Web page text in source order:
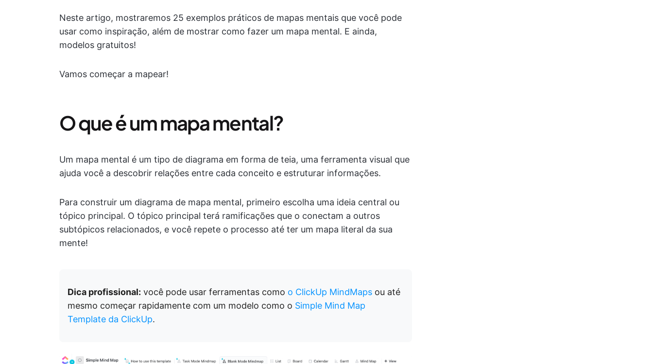
Neste artigo, mostraremos 25 exemplos práticos de mapas mentais que você pode
usar como inspiração, além de mostrar como fazer um mapa mental. E ainda,
modelos gratuitos!
Vamos começar a mapear!
O que é um mapa mental?
Um mapa mental é um tipo de diagrama em forma de teia, uma ferramenta visual que
ajuda você a descobrir relações entre cada conceito e estruturar informações.
Para construir um diagrama de mapa mental, primeiro escolha uma ideia central ou
tópico principal. O tópico principal terá ramificações que o conectam a outros
subtópicos relacionados, e você repete o processo até ter um mapa literal da sua
mente!
Dica profissional: você pode usar ferramentas como o ClickUp MindMaps ou até
mesmo começar rapidamente com um modelo como o Simple Mind Map
Template da ClickUp.